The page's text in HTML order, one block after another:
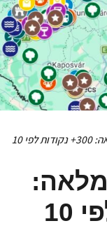
מפת הונגריה המלאה: 300+ נקודות לפי 10
300+ נקודות לפי 10